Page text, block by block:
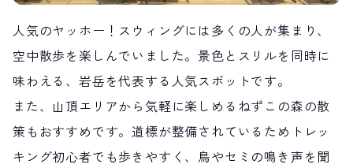
人気のヤッホー！スウィングには多くの人が集まり、
空中散歩を楽しんでいました。景色とスリルを同時に
味わえる、岩岳を代表する人気スポットです。
また、山頂エリアから気軽に楽しめるねずこの森の散
策もおすすめです。道標が整備されているためトレッ
キング初心者でも歩きやすく、鳥やセミの鳴き声を聞